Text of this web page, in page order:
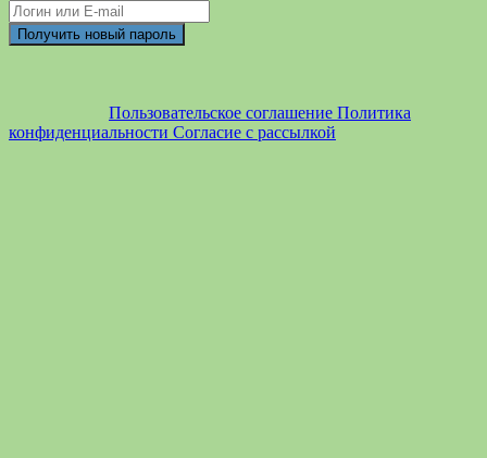
Пользовательское соглашение Политика
конфиденциальности Согласие с рассылкой